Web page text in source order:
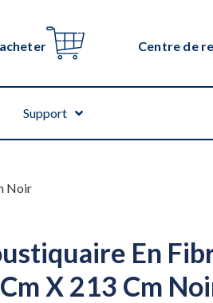
Centre de
Support
Noir
En
X 213 Cm